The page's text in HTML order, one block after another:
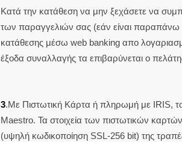
Κατά την κατάθεση να μην ξεχάσετε να
των παραγγελιών σας (εάν είναι
κατάθεσης μέσω web banking απο
έξοδα συναλλαγής τα επιβαρύνεται ο
3.Με Πιστωτική Κάρτα ή πληρωμή με IRIS, το
Maestro. Τα στοιχεία των πιστωτικών
(υψηλή κωδικοποίηση SSL-256 bit) της